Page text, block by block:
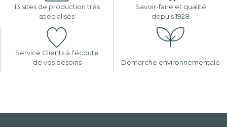
13 sites de production très
spécialisés
Savoir-faire et qualité
depuis 1928
Service Clients à l'écoute
de vos besoins
Démarche environnementale